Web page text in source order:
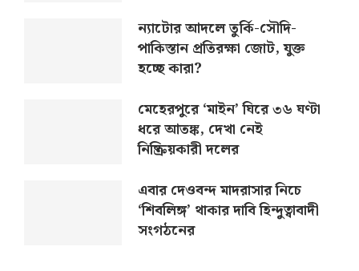
ন্যাটোর আদলে তুর্কি-সৌদি-
পাকিস্তান প্রতিরক্ষা জোট, যুক্ত
হচ্ছে কারা?
মেহেরপুরে ‘মাইন’ ঘিরে ৩৬ ঘণ্টা
ধরে আতঙ্ক, দেখা নেই
নিষ্ক্রিয়কারী দলের
এবার দেওবন্দ মাদরাসার নিচে
‘শিবলিঙ্গ’ থাকার দাবি হিন্দুত্বাবাদী
সংগঠনের